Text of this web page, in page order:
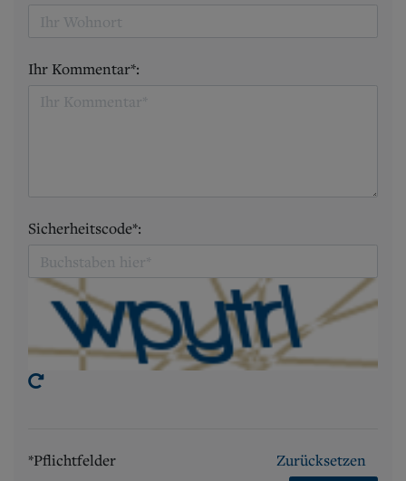
Ihr Kommentar*:
Sicherheitscode*:
*Pflichtfelder
Zurücksetzen